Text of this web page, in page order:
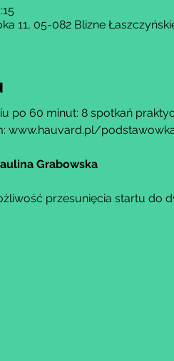
11, 05-082 Blizne
po 60 minut: 8 spotkań
www.hauvard.pl/
Grabowska
przesunięcia startu do